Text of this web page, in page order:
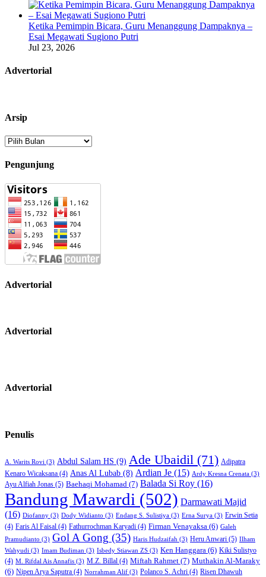
Ketika Pemimpin Bicara, Guru Menanggung Dampaknya –
Esai Megawati Sugiono Putri
Jul 23, 2026
Advertorial
Arsip
Arsip
Pengunjung
Advertorial
Advertorial
Advertorial
Penulis
A. Warits Rovi (3) Abdul Salam HS (9) Ade Ubaidil (71) Adipatra
Kenaro Wicaksana (4) Anas Al Lubab (8) Ardian Je (15) Ardy Kresna Crenata (3)
Ayu Alfiah Jonas (5) Baehaqi Mohamad (7) Balada Si Roy (16)
Bandung Mawardi (502) Darmawati Majid
(16) Diofanny (3) Dody Widianto (3) Endang S. Sulistiya (3) Erna Surya (3) Erwin Setia
(4) Faris Al Faisal (4) Fathurrochman Karyadi (4) Firman Venayaksa (6) Galeh
Pramudianto (3) Gol A Gong (35) Haris Hudzaifah (3) Heru Anwari (5) Ilham
Wahyudi (3) Imam Budiman (3) Isbedy Stiawan ZS (3) Ken Hanggara (6) Kiki Sulistyo
(4) M. Rifdal Ais Annafis (3) M.Z. Billal (4) Miftah Rahmet (7) Muthakin Al-Maraky
(6) Nipen Arya Saputra (4) Norrahman Alif (3) Polanco S. Achri (4) Risen Dhawuh